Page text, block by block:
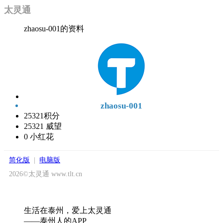
太灵通
zhaosu-001的资料
zhaosu-001
25321积分
25321 威望
0 小红花
简化版
电脑版
2026©太灵通 www.tlt.cn
生活在泰州，爱上太灵通
——泰州人的APP